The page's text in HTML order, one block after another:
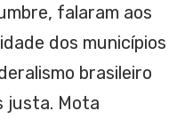
falaram aos
dos municípios
brasileiro
justa. Mota